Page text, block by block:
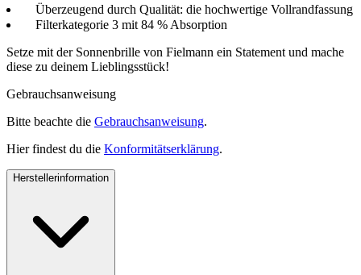
Überzeugend durch Qualität: die hochwertige Vollrandfassung
Filterkategorie 3 mit 84 % Absorption
Setze mit der Sonnenbrille von Fielmann ein Statement und mache
diese zu deinem Lieblingsstück!
Gebrauchsanweisung
Bitte beachte die Gebrauchsanweisung.
Hier findest du die Konformitätserklärung.
Herstellerinformation